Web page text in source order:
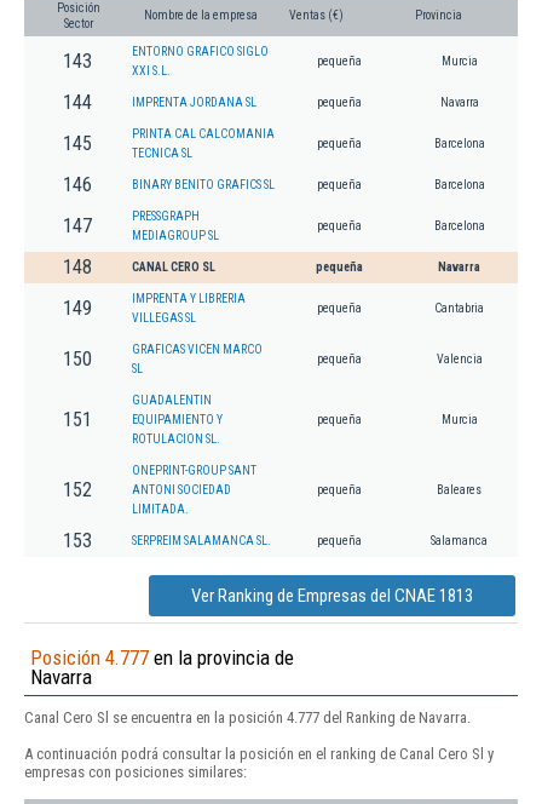
Posición
Sector
Nombre de la empresa Ventas (€) Provincia
143
ENTORNO GRAFICO SIGLO
XXI S.L.
pequeña Murcia
144 IMPRENTA JORDANA SL pequeña Navarra
145
PRINTA CAL CALCOMANIA
TECNICA SL
pequeña Barcelona
146 BINARY BENITO GRAFICS SL pequeña Barcelona
147
PRESSGRAPH
MEDIAGROUP SL
pequeña Barcelona
148 CANAL CERO SL pequeña Navarra
149
IMPRENTA Y LIBRERIA
VILLEGAS SL
pequeña Cantabria
150
GRAFICAS VICEN MARCO
SL
pequeña Valencia
151
GUADALENTIN
EQUIPAMIENTO Y
ROTULACION SL.
pequeña Murcia
152
ONEPRINT-GROUP SANT
ANTONI SOCIEDAD
LIMITADA.
pequeña Baleares
153 SERPREIM SALAMANCA SL. pequeña Salamanca
Ver Ranking de Empresas del CNAE 1813
Posición 4.777 en la provincia de
Navarra
Canal Cero Sl se encuentra en la posición 4.777 del Ranking de Navarra.
A continuación podrá consultar la posición en el ranking de Canal Cero Sl y
empresas con posiciones similares: